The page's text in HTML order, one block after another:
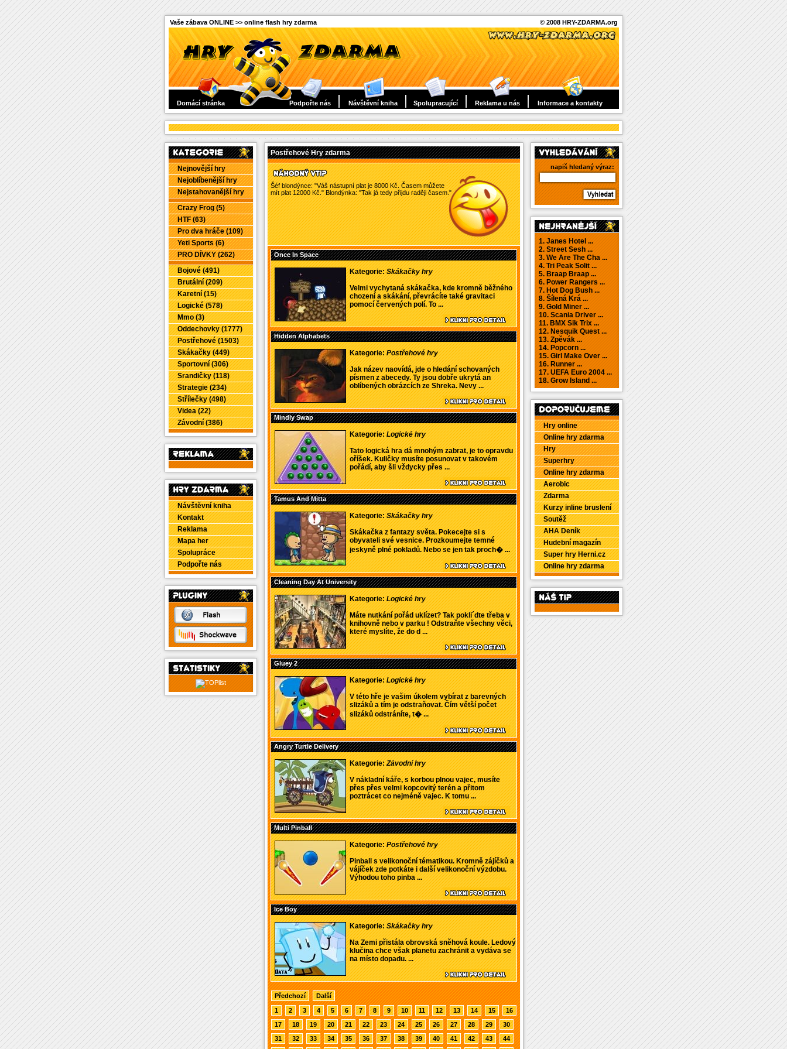
Vaše zábava ONLINE >> online flash hry zdarma © 2008 HRY-ZDARMA.org
Domácí stránka Podpořte nás Návštěvní kniha Spolupracující Reklama u nás Informace a kontakty
Nejnovější hry
Nejoblíbenější hry
Nejstahovanější hry
Crazy Frog (5)
HTF (63)
Pro dva hráče (109)
Yeti Sports (6)
PRO DÍVKY (262)
Bojové (491)
Brutální (209)
Karetní (15)
Logické (578)
Mmo (3)
Oddechovky (1777)
Postřehové (1503)
Skákačky (449)
Sportovní (306)
Srandičky (118)
Strategie (234)
Střílečky (498)
Videa (22)
Závodní (386)
Návštěvní kniha
Kontakt
Reklama
Mapa her
Spolupráce
Podpořte nás
Postřehové Hry zdarma
Šéf blondýnce: "Váš nástupní plat je 8000 Kč. Časem můžete
mít plat 12000 Kč." Blondýnka: "Tak já tedy přijdu raději časem."
Once In Space
Kategorie:Skákačky hry
Velmi vychytaná skákačka, kde kromně běžného
chození a skákání, převrácíte také gravitaci
pomocí červených polí. To ...
Hidden Alphabets
Kategorie:Postřehové hry
Jak název naovídá, jde o hledání schovaných
písmen z abecedy. Ty jsou dobře ukrytá an
oblíbených obrázcích ze Shreka. Nevy ...
Mindly Swap
Kategorie:Logické hry
Tato logická hra dá mnohým zabrat, je to opravdu
oříšek. Kuličky musíte posunovat v takovém
pořádí, aby šli vždycky přes ...
Tamus And Mitta
Kategorie:Skákačky hry
Skákačka z fantazy světa. Pokecejte si s
obyvateli své vesnice. Prozkoumejte temné
jeskyně plné pokladů. Nebo se jen tak proch� ...
Cleaning Day At University
Kategorie:Logické hry
Máte nutkání pořád uklízet? Tak pokli´dte třeba v
knihovně nebo v parku ! Odstraňte všechny věci,
které myslíte, že do d ...
Gluey 2
Kategorie:Logické hry
V této hře je vašim úkolem vybírat z barevných
slizáků a tím je odstraňovat. Čím větší počet
slizáků odstráníte, t� ...
Angry Turtle Delivery
Kategorie:Závodní hry
V nákladní káře, s korbou plnou vajec, musíte
přes přes velmi kopcovitý terén a přitom
poztrácet co nejméně vajec. K tomu ...
Multi Pinball
Kategorie:Postřehové hry
Pinball s velikonoční tématikou. Kromně zájíčků a
vájíček zde potkáte i další velikonoční výzdobu.
Výhodou toho pinba ...
Ice Boy
Kategorie:Skákačky hry
Na Zemi přistála obrovská sněhová koule. Ledový
klučina chce však planetu zachránit a vydáva se
na místo dopadu. ...
Předchozí Další
1 2 3 4 5 6 7 8 9 10 11 12 13 14 15
16
17
18 19 20 21 22 23 24 25 26 27 28 29
30
31
32 33 34 35 36 37 38 39 40 41 42 43 44
napiš hledaný výraz:
1. Janes Hotel ...
2. Street Sesh ...
3. We Are The Cha ...
4. Tri Peak Solit ...
5. Braap Braap ...
6. Power Rangers ...
7. Hot Dog Bush ...
8. Šílená Krá ...
9. Gold Miner ...
10. Scania Driver ...
11. BMX Sik Trix ...
12. Nesquik Quest ...
13. Zpěvák ...
14. Popcorn ...
15. Girl Make Over ...
16. Runner ...
17. UEFA Euro 2004 ...
18. Grow Island ...
Hry online
Online hry zdarma
Hry
Superhry
Online hry zdarma
Aerobic
Zdarma
Kurzy inline bruslení
Soutěž
AHA Deník
Hudební magazín
Super hry Herni.cz
Online hry zdarma